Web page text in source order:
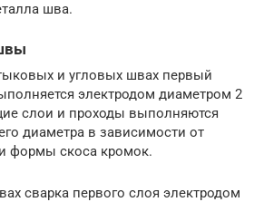
шва.
и угловых швах первый
электродом диаметром 2
слои и проходы выполняются
диаметра в зависимости от
формы скоса кромок.
сварка первого слоя электродом